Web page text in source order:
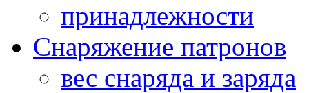
принадлежности
Снаряжение патронов
вес снаряда и заряда